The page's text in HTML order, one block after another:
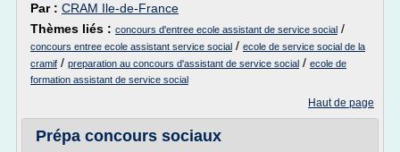
Par : CRAM Ile-de-France
Thèmes liés : concours d'entree ecole assistant de service social /
concours entree ecole assistant service social / ecole de service social de la
cramif / preparation au concours d'assistant de service social / ecole de
formation assistant de service social
Haut de page
Prépa concours sociaux